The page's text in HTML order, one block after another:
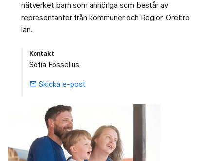
nätverket barn som anhöriga som består av
representanter från kommuner och Region Örebro
län.
Kontakt
Sofia Fosselius
email Skicka e-post